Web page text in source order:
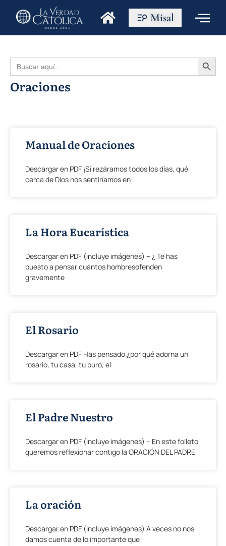
Misal
Buscar: Botón de
Oraciones
Manual de Oraciones
Descargar en PDF ¡Si rezáramos todos los días, qué
cerca de Dios nos sentiríamos en
La Hora Eucarística
Descargar en PDF (incluye imágenes) – ¿ Te has
puesto a pensar cuántos hombresofenden
gravemente
El Rosario
Descargar en PDF Has pensado ¿por qué adorna un
rosario, tu casa, tu buró, el
El Padre Nuestro
Descargar en PDF (incluye imágenes) – En este folleto
queremos reflexionar contigo la ORACIÓN DEL PADRE
La oración
Descargar en PDF (incluye imágenes) A veces no nos
damos cuenta de lo importante que